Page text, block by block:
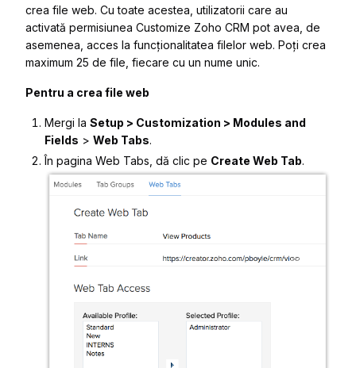
crea file web. Cu toate acestea, utilizatorii care au
activată permisiunea Customize Zoho CRM pot avea, de
asemenea, acces la funcționalitatea filelor web. Poți crea
maximum 25 de file, fiecare cu un nume unic.
Pentru a crea file web
Mergi la Setup > Customization > Modules and
Fields > Web Tabs.
În pagina Web Tabs , dă clic pe Create Web Tab.